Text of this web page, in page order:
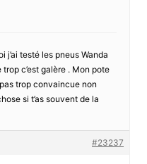
j’ai testé les pneus Wanda
c’est galère . Mon pote
pas trop convaincue non
si t’as souvent de la
#23237